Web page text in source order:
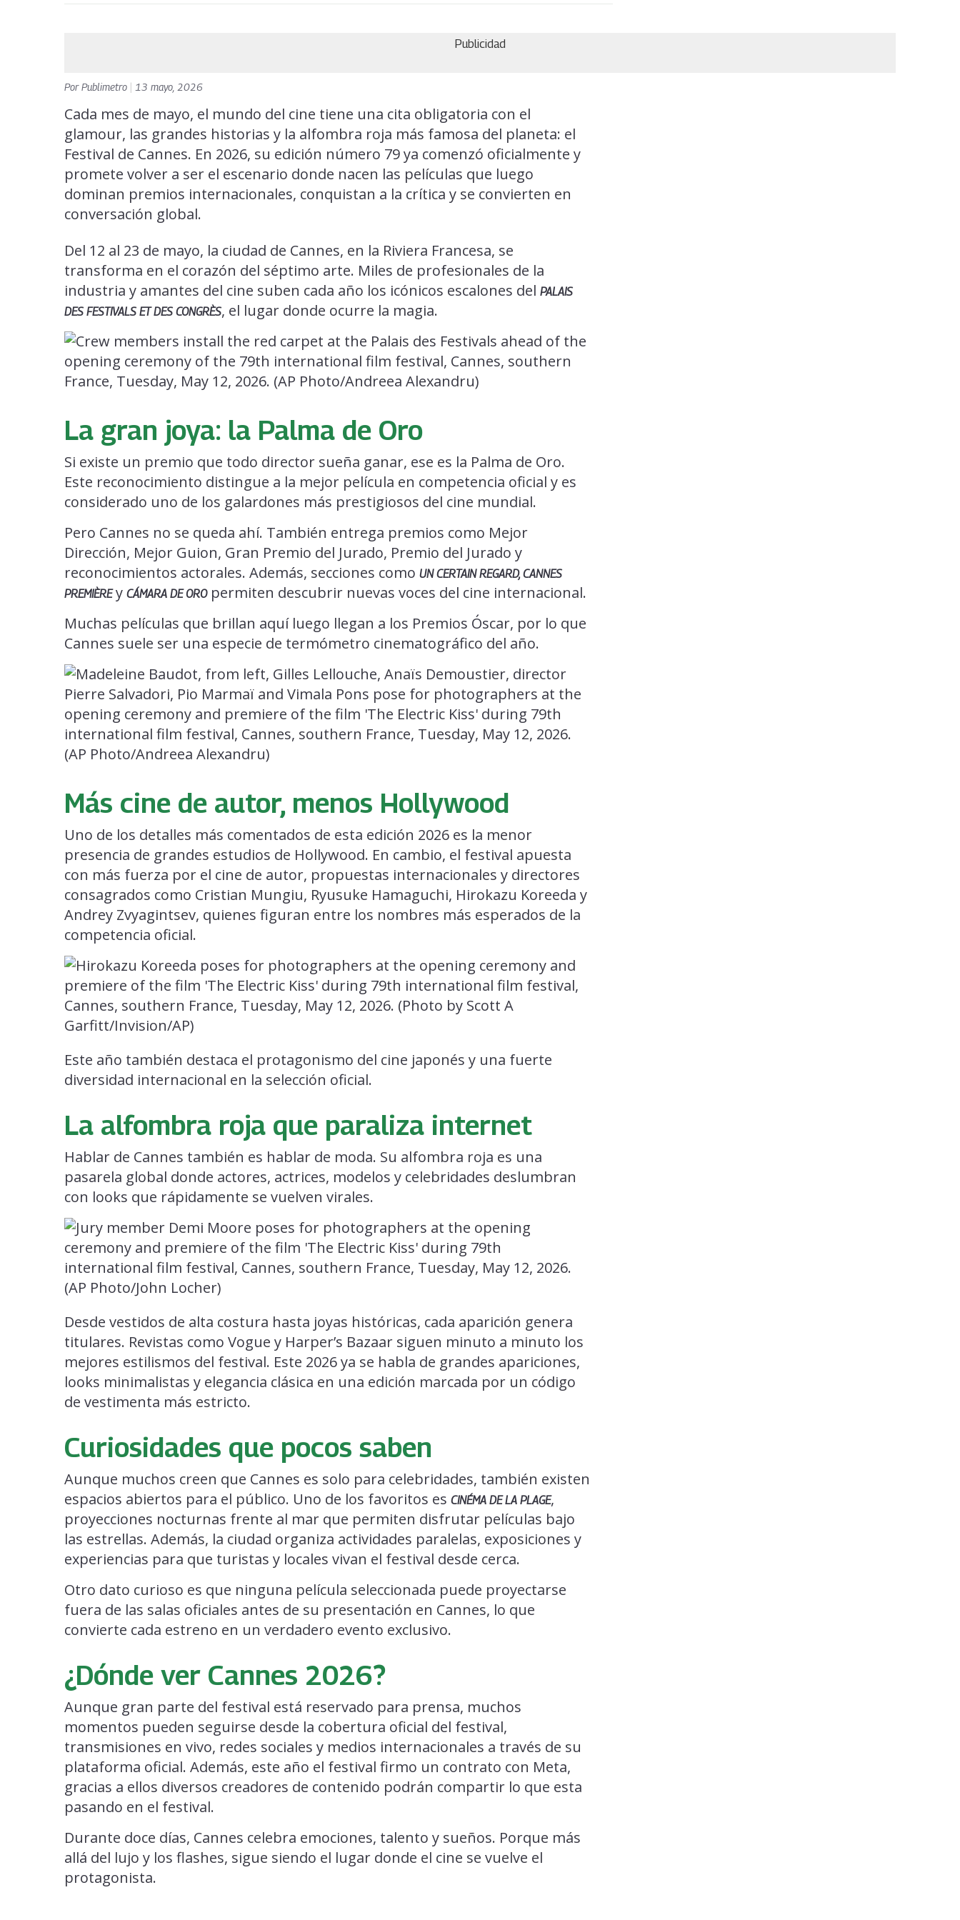
Publicidad
PorPublimetro 13 mayo, 2026
Cada mes de mayo, el mundo del cine tiene una cita obligatoria con el
glamour, las grandes historias y la alfombra roja más famosa del planeta: el
Festival de Cannes. En 2026, su edición número 79 ya comenzó oficialmente y
promete volver a ser el escenario donde nacen las películas que luego
dominan premios internacionales, conquistan a la crítica y se convierten en
conversación global.
Del 12 al 23 de mayo, la ciudad de Cannes, en la Riviera Francesa, se
transforma en el corazón del séptimo arte. Miles de profesionales de la
industria y amantes del cine suben cada año los icónicos escalones del PALAIS
DES FESTIVALS ET DES CONGRÈS, el lugar donde ocurre la magia.
La gran joya: la Palma de Oro
Si existe un premio que todo director sueña ganar, ese es la Palma de Oro.
Este reconocimiento distingue a la mejor película en competencia oficial y es
considerado uno de los galardones más prestigiosos del cine mundial.
Pero Cannes no se queda ahí. También entrega premios como Mejor
Dirección, Mejor Guion, Gran Premio del Jurado, Premio del Jurado y
reconocimientos actorales. Además, secciones como UN CERTAIN REGARD, CANNES
PREMIÈREy CÁMARA DE OROpermiten descubrir nuevas voces del cine internacional.
Muchas películas que brillan aquí luego llegan a los Premios Óscar, por lo que
Cannes suele ser una especie de termómetro cinematográfico del año.
Más cine de autor, menos Hollywood
Uno de los detalles más comentados de esta edición 2026 es la menor
presencia de grandes estudios de Hollywood. En cambio, el festival apuesta
con más fuerza por el cine de autor, propuestas internacionales y directores
consagrados como Cristian Mungiu, Ryusuke Hamaguchi, Hirokazu Koreeda y
Andrey Zvyagintsev, quienes figuran entre los nombres más esperados de la
competencia oficial.
Este año también destaca el protagonismo del cine japonés y una fuerte
diversidad internacional en la selección oficial.
La alfombra roja que paraliza internet
Hablar de Cannes también es hablar de moda. Su alfombra roja es una
pasarela global donde actores, actrices, modelos y celebridades deslumbran
con looks que rápidamente se vuelven virales.
Desde vestidos de alta costura hasta joyas históricas, cada aparición genera
titulares. Revistas como Vogue y Harper’s Bazaar siguen minuto a minuto los
mejores estilismos del festival. Este 2026 ya se habla de grandes apariciones,
looks minimalistas y elegancia clásica en una edición marcada por un código
de vestimenta más estricto.
Curiosidades que pocos saben
Aunque muchos creen que Cannes es solo para celebridades, también existen
espacios abiertos para el público. Uno de los favoritos es CINÉMA DE LA PLAGE,
proyecciones nocturnas frente al mar que permiten disfrutar películas bajo
las estrellas. Además, la ciudad organiza actividades paralelas, exposiciones y
experiencias para que turistas y locales vivan el festival desde cerca.
Otro dato curioso es que ninguna película seleccionada puede proyectarse
fuera de las salas oficiales antes de su presentación en Cannes, lo que
convierte cada estreno en un verdadero evento exclusivo.
¿Dónde ver Cannes 2026?
Aunque gran parte del festival está reservado para prensa, muchos
momentos pueden seguirse desde la cobertura oficial del festival,
transmisiones en vivo, redes sociales y medios internacionales a través de su
plataforma oficial. Además, este año el festival firmo un contrato con Meta,
gracias a ellos diversos creadores de contenido podrán compartir lo que esta
pasando en el festival.
Durante doce días, Cannes celebra emociones, talento y sueños. Porque más
allá del lujo y los flashes, sigue siendo el lugar donde el cine se vuelve el
protagonista.